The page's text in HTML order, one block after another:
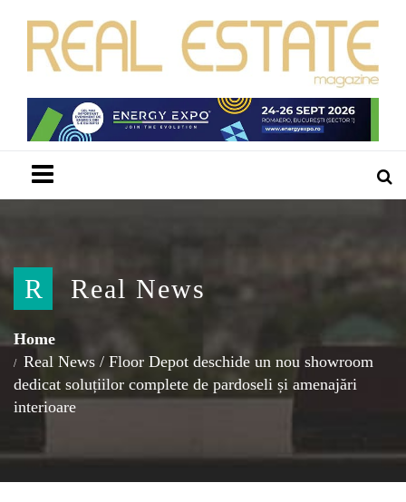
R Real News
Home
Real News / Floor Depot deschide un nou showroom
dedicat soluțiilor complete de pardoseli și amenajări
interioare